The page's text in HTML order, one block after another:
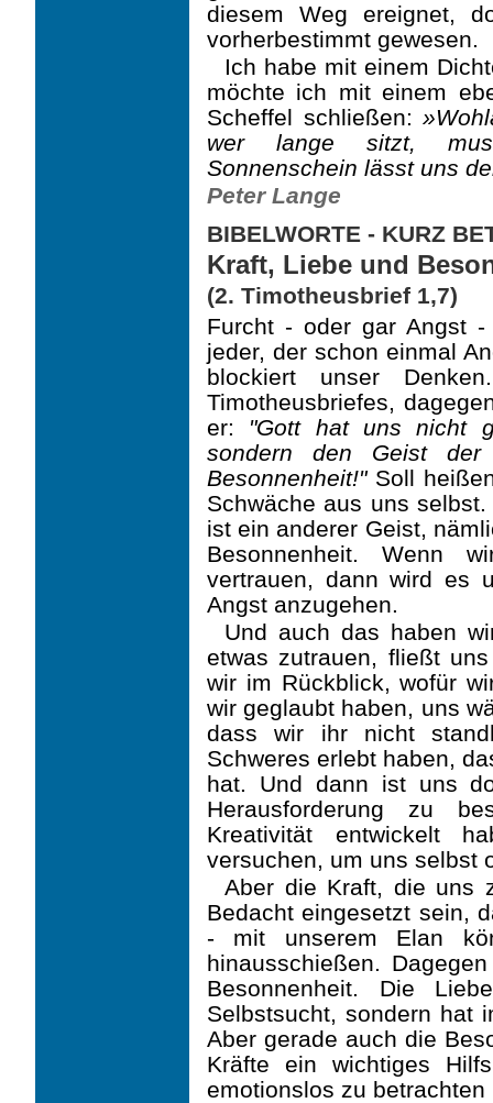
diesem Weg ereignet,
vorherbestimmt gewesen.
Ich habe mit einem
möchte ich mit einem
Scheffel schließen:
wer lange sitzt,
Sonnenschein lässt uns
Peter Lange
BIBELWORTE - KURZ
Kraft, Liebe und
(2. Timotheusbrief 1,7)
Furcht - oder gar Angst
jeder, der schon einmal
blockiert unser
Timotheusbriefes,
er: "Gott hat uns nicht
sondern den Geist
Besonnenheit!"Soll
Schwäche aus uns
ist ein anderer Geist,
Besonnenheit. Wenn
vertrauen, dann wird es
Angst anzugehen.
Und auch das haben
etwas zutrauen, fließt
wir im Rückblick, wofür
wir geglaubt haben, uns
dass wir ihr nicht
Schweres erlebt haben,
hat. Und dann ist uns
Herausforderung zu
Kreativität entwickelt
versuchen, um uns selbst
Aber die Kraft, die uns
Bedacht eingesetzt sein,
- mit unserem Elan
hinausschießen.
Besonnenheit. Die
Selbstsucht, sondern hat
Aber gerade auch die
Kräfte ein wichtiges
emotionslos zu